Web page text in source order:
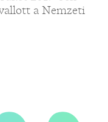
a Nemzeti